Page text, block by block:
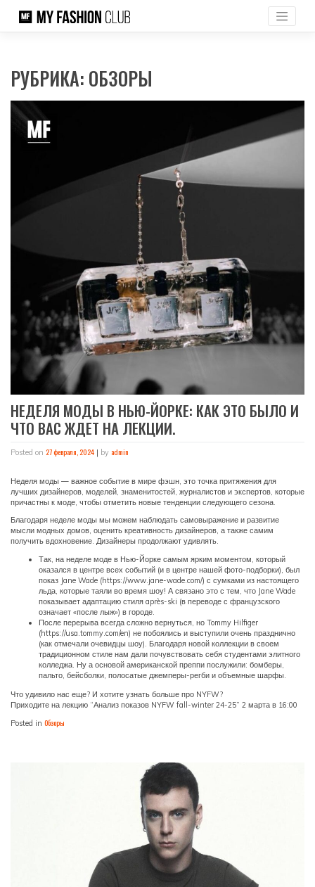
РУБРИКА: ОБЗОРЫ
НЕДЕЛЯ МОДЫ В НЬЮ-ЙОРКЕ: КАК ЭТО БЫЛО И
ЧТО ВАС ЖДЕТ НА ЛЕКЦИИ.
Posted on 27 февраля, 2024 | by admin
Неделя моды — важное событие в мире фэшн, это точка притяжения для
лучших дизайнеров, моделей, знаменитостей, журналистов и экспертов, которые
причастны к моде, чтобы отметить новые тенденции следующего сезона.
Благодаря неделе моды мы можем наблюдать самовыражение и развитие
мысли модных домов, оценить креативность дизайнеров, а также самим
получить вдохновение. Дизайнеры продолжают удивлять.
Так, на неделе моде в Нью-Йорке самым ярким моментом, который
оказался в центре всех событий (и в центре нашей фото-подборки), был
показ Jane Wade (https://www.jane-wade.com/) с сумками из настоящего
льда, которые таяли во время шоу! А связано это с тем, что Jane Wade
показывает адаптацию стиля après-ski (в переводе с французского
означает «после лыж») в городе.
После перерыва всегда сложно вернуться, но Tommy Hilfiger
(https://usa.tommy.com/en) не побоялись и выступили очень празднично
(как отмечали очевидцы шоу). Благодаря новой коллекции в своем
традиционном стиле нам дали почувствовать себя студентами элитного
колледжа. Ну а основой американской преппи послужили: бомберы,
пальто, бейсболки, полосатые джемперы-регби и объемные шарфы.
Что удивило нас еще? И хотите узнать больше про NYFW?
Приходите на лекцию “Анализ показов NYFW fall-winter 24-25” 2 марта в 16:00
Posted in Обзоры